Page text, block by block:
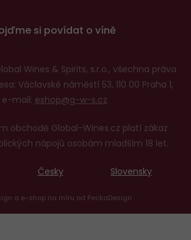
si povídat o víně
Wines & Spirits, s.r.o., všechna práva
Václavské náměstí 53, 110 00 Praha 1,
e-mail: eshop@g-w-s.cz
obchodě Global-Wines.cz platí zákaz
nápojů osobám mladším 18 let.
Česky Slovensky
a e-shop na míru od PeckaDesign